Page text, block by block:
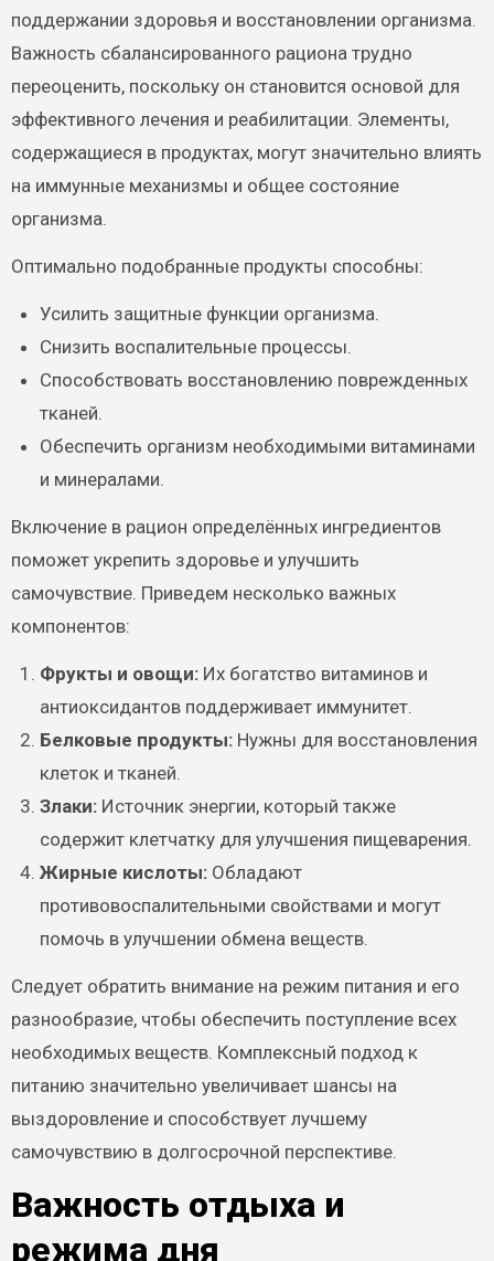
поддержании здоровья и восстановлении организма.
Важность сбалансированного рациона трудно
переоценить, поскольку он становится основой для
эффективного лечения и реабилитации. Элементы,
содержащиеся в продуктах, могут значительно влиять
на иммунные механизмы и общее состояние
организма.
Оптимально подобранные продукты способны:
Усилить защитные функции организма.
Снизить воспалительные процессы.
Способствовать восстановлению поврежденных
тканей.
Обеспечить организм необходимыми витаминами
и минералами.
Включение в рацион определённых ингредиентов
поможет укрепить здоровье и улучшить
самочувствие. Приведем несколько важных
компонентов:
Фрукты и овощи:Их богатство витаминов и
антиоксидантов поддерживает иммунитет.
Белковые продукты:Нужны для восстановления
клеток и тканей.
Злаки:Источник энергии, который также
содержит клетчатку для улучшения пищеварения.
Жирные кислоты:Обладают
противовоспалительными свойствами и могут
помочь в улучшении обмена веществ.
Следует обратить внимание на режим питания и его
разнообразие, чтобы обеспечить поступление всех
необходимых веществ. Комплексный подход к
питанию значительно увеличивает шансы на
выздоровление и способствует лучшему
самочувствию в долгосрочной перспективе.
Важность отдыха и
режима дня